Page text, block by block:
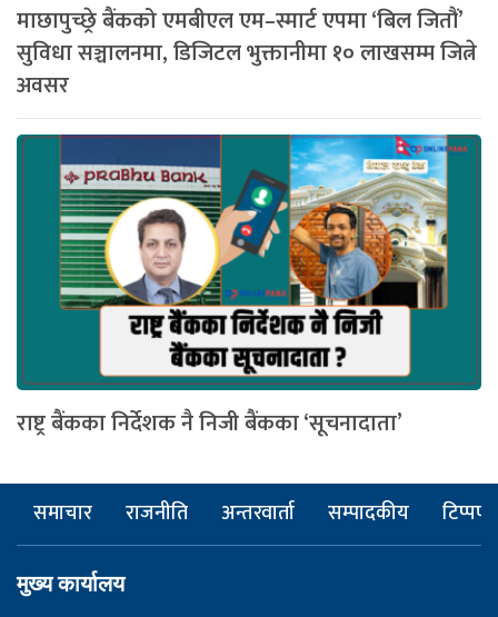
माछापुच्छ्रे बैंकको एमबीएल एम–स्मार्ट एपमा ‘बिल जितौं’
सुविधा सञ्चालनमा, डिजिटल भुक्तानीमा १० लाखसम्म जित्ने
अवसर
राष्ट्र बैंकका निर्देशक नै निजी बैंकका ‘सूचनादाता’
समाचार राजनीति अन्तरवार्ता सम्पादकीय टिप्पणी
मुख्य कार्यालय